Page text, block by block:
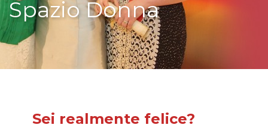
Spazio Donna
Sei realmente felice?